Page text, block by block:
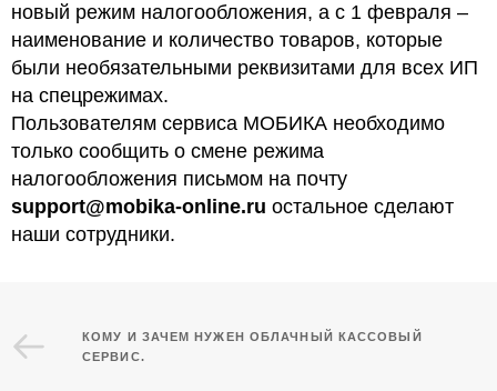
новый режим налогообложения, а с 1 февраля –
наименование и количество товаров, которые
были необязательными реквизитами для всех ИП
на спецрежимах.
Пользователям сервиса МОБИКА необходимо
только сообщить о смене режима
налогообложения письмом на почту
support@mobika-online.ru остальное сделают
наши сотрудники.
КОМУ И ЗАЧЕМ НУЖЕН ОБЛАЧНЫЙ КАССОВЫЙ
СЕРВИС.